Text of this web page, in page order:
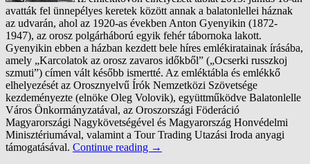
avatták fel ünnepélyes keretek között annak a balatonlellei háznak
az udvarán, ahol az 1920-as években Anton Gyenyikin (1872-
1947), az orosz polgárháború egyik fehér tábornoka lakott.
Gyenyikin ebben a házban kezdett bele híres emlékiratainak írásába,
amely „Karcolatok az orosz zavaros időkből” („Ocserki russzkoj
szmuti”) címen vált később ismertté. Az emléktábla és emlékkő
elhelyezését az Orosznyelvű Írók Nemzetközi Szövetsége
kezdeményezte (elnöke Oleg Volovik), együttműködve Balatonlelle
Város Önkormányzatával, az Oroszországi Föderáció
Magyarországi Nagykövetségével és Magyarország Honvédelmi
Minisztériumával, valamint a Tour Trading Utazási Iroda anyagi
támogatásával. Continue reading →